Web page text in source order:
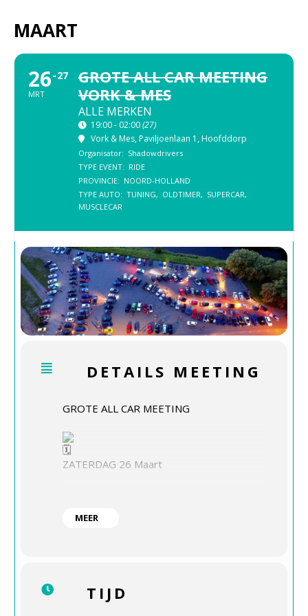
MAART
26
MRT
27
GROTE ALL CAR MEETING
VORK & MES
ALLE MERKEN
19:00 - 02:00(27)
Vork & Mes, Paviljoenlaan 1, Hoofddorp
Organisator: Shadowdrivers
TYPE EVENT: RIDE
PROVINCIE: NOORD-HOLLAND
TYPE AUTO: TUNING, OLDTIMER, SUPERCAR,
MUSCLECAR
DETAILS MEETING
GROTE ALL CAR MEETING
ZATERDAG 26 Maart
Vork & Mes Hoofddorp
MEER
TIJD